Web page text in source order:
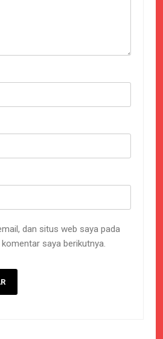
dan situs web saya pada
saya berikutnya.